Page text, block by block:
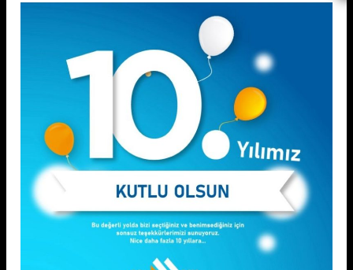
Fiyatlı ve En Güvenilir Hizmeti Nasıl Bulursunuz?
Blog
Ev Temizliği